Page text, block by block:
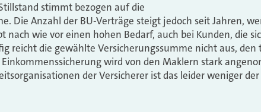
stimmt bezogen auf die
Die Anzahl der BU-Verträge steigt jedoch seit Jahren,
nach wie vor einen hohen Bedarf, auch bei Kunden, die
reicht die gewählte Versicherungssumme nicht aus, den
Einkommenssicherung wird von den Maklern stark
der Versicherer ist das leider weniger der